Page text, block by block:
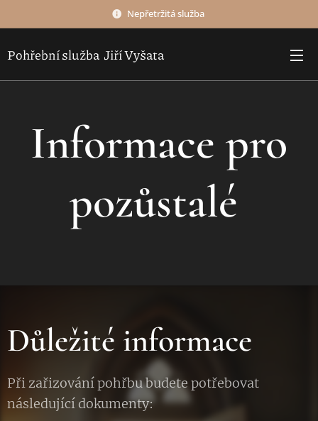
Nepřetržitá služba
Pohřební služba Jiří Vyšata
Informace pro
pozůstalé
Důležité informace
Při zařizování pohřbu budete potřebovat
následující dokumenty: